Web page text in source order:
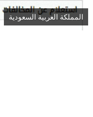
المملكة العربية السعودية